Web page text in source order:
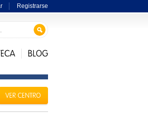
Registrarse